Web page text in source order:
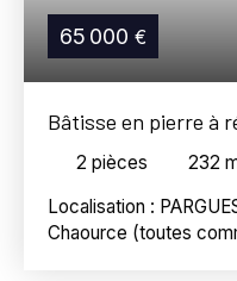
65 000 €
Bâtisse en pierre à
min de Chaource
2 pièces 232
​Localisation :
Chaource (toutes